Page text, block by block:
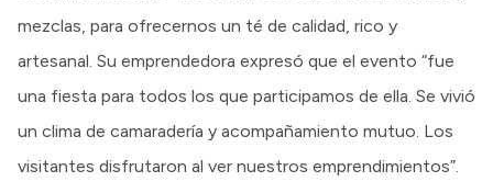
mezclas, para ofrecernos un té de calidad, rico y
artesanal. Su emprendedora expresó que el evento “fue
una fiesta para todos los que participamos de ella. Se vivió
un clima de camaradería y acompañamiento mutuo. Los
visitantes disfrutaron al ver nuestros emprendimientos”.